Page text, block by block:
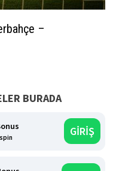
–
BURADA
GİRİŞ